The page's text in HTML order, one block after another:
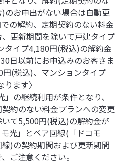
のお申出がない場合は自動更
の解約、定期契約のない料金
更新期間を除いて戸建タイプ
タイプ4,180円(税込)の解約金
日以前にお申込みのお客さま
(税込)、マンションタイプ
ます〉
の継続利用が条件となり、
約のない料金プランへの変更
て5,500円(税込)の解約金が
光」とペア回線(「ドコモ
)の契約期間および更新期間
ご注意ください。